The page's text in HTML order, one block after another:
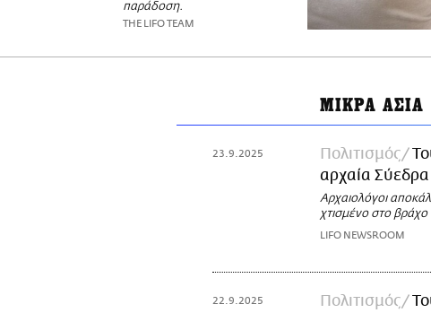
παράδοση.
THE LIFO TEAM
ΜΙΚΡΑ ΑΣΙΑ
23.9.2025 Πολιτισμός
αρχαία
Αρχαιολόγοι
χτισμένο στο
LIFO NEWSROOM
22.9.2025 Πολιτισμός